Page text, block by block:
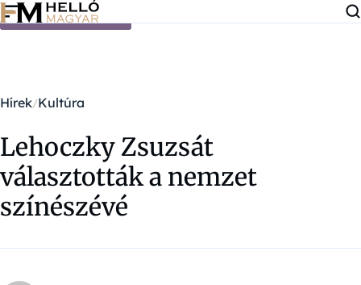
Ugrás a tartalomra
Hírek Kultúra
Lehoczky Zsuzsát
választották a nemzet
színészévé